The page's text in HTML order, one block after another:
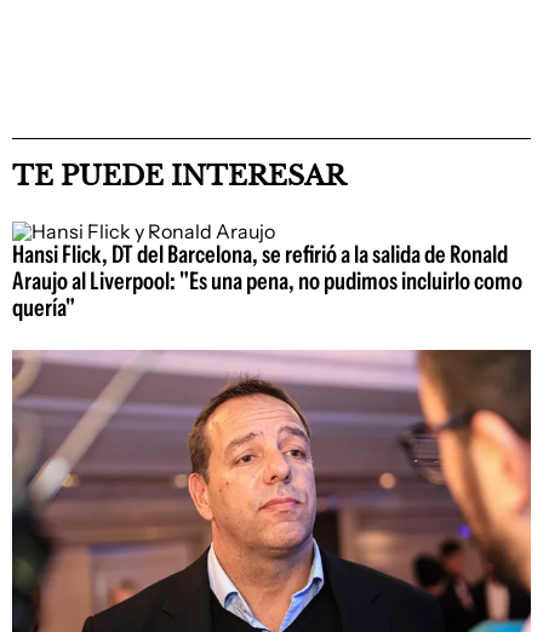
TE PUEDE INTERESAR
Hansi Flick, DT del Barcelona, se refirió a la salida de Ronald
Araujo al Liverpool: "Es una pena, no pudimos incluirlo como
quería"